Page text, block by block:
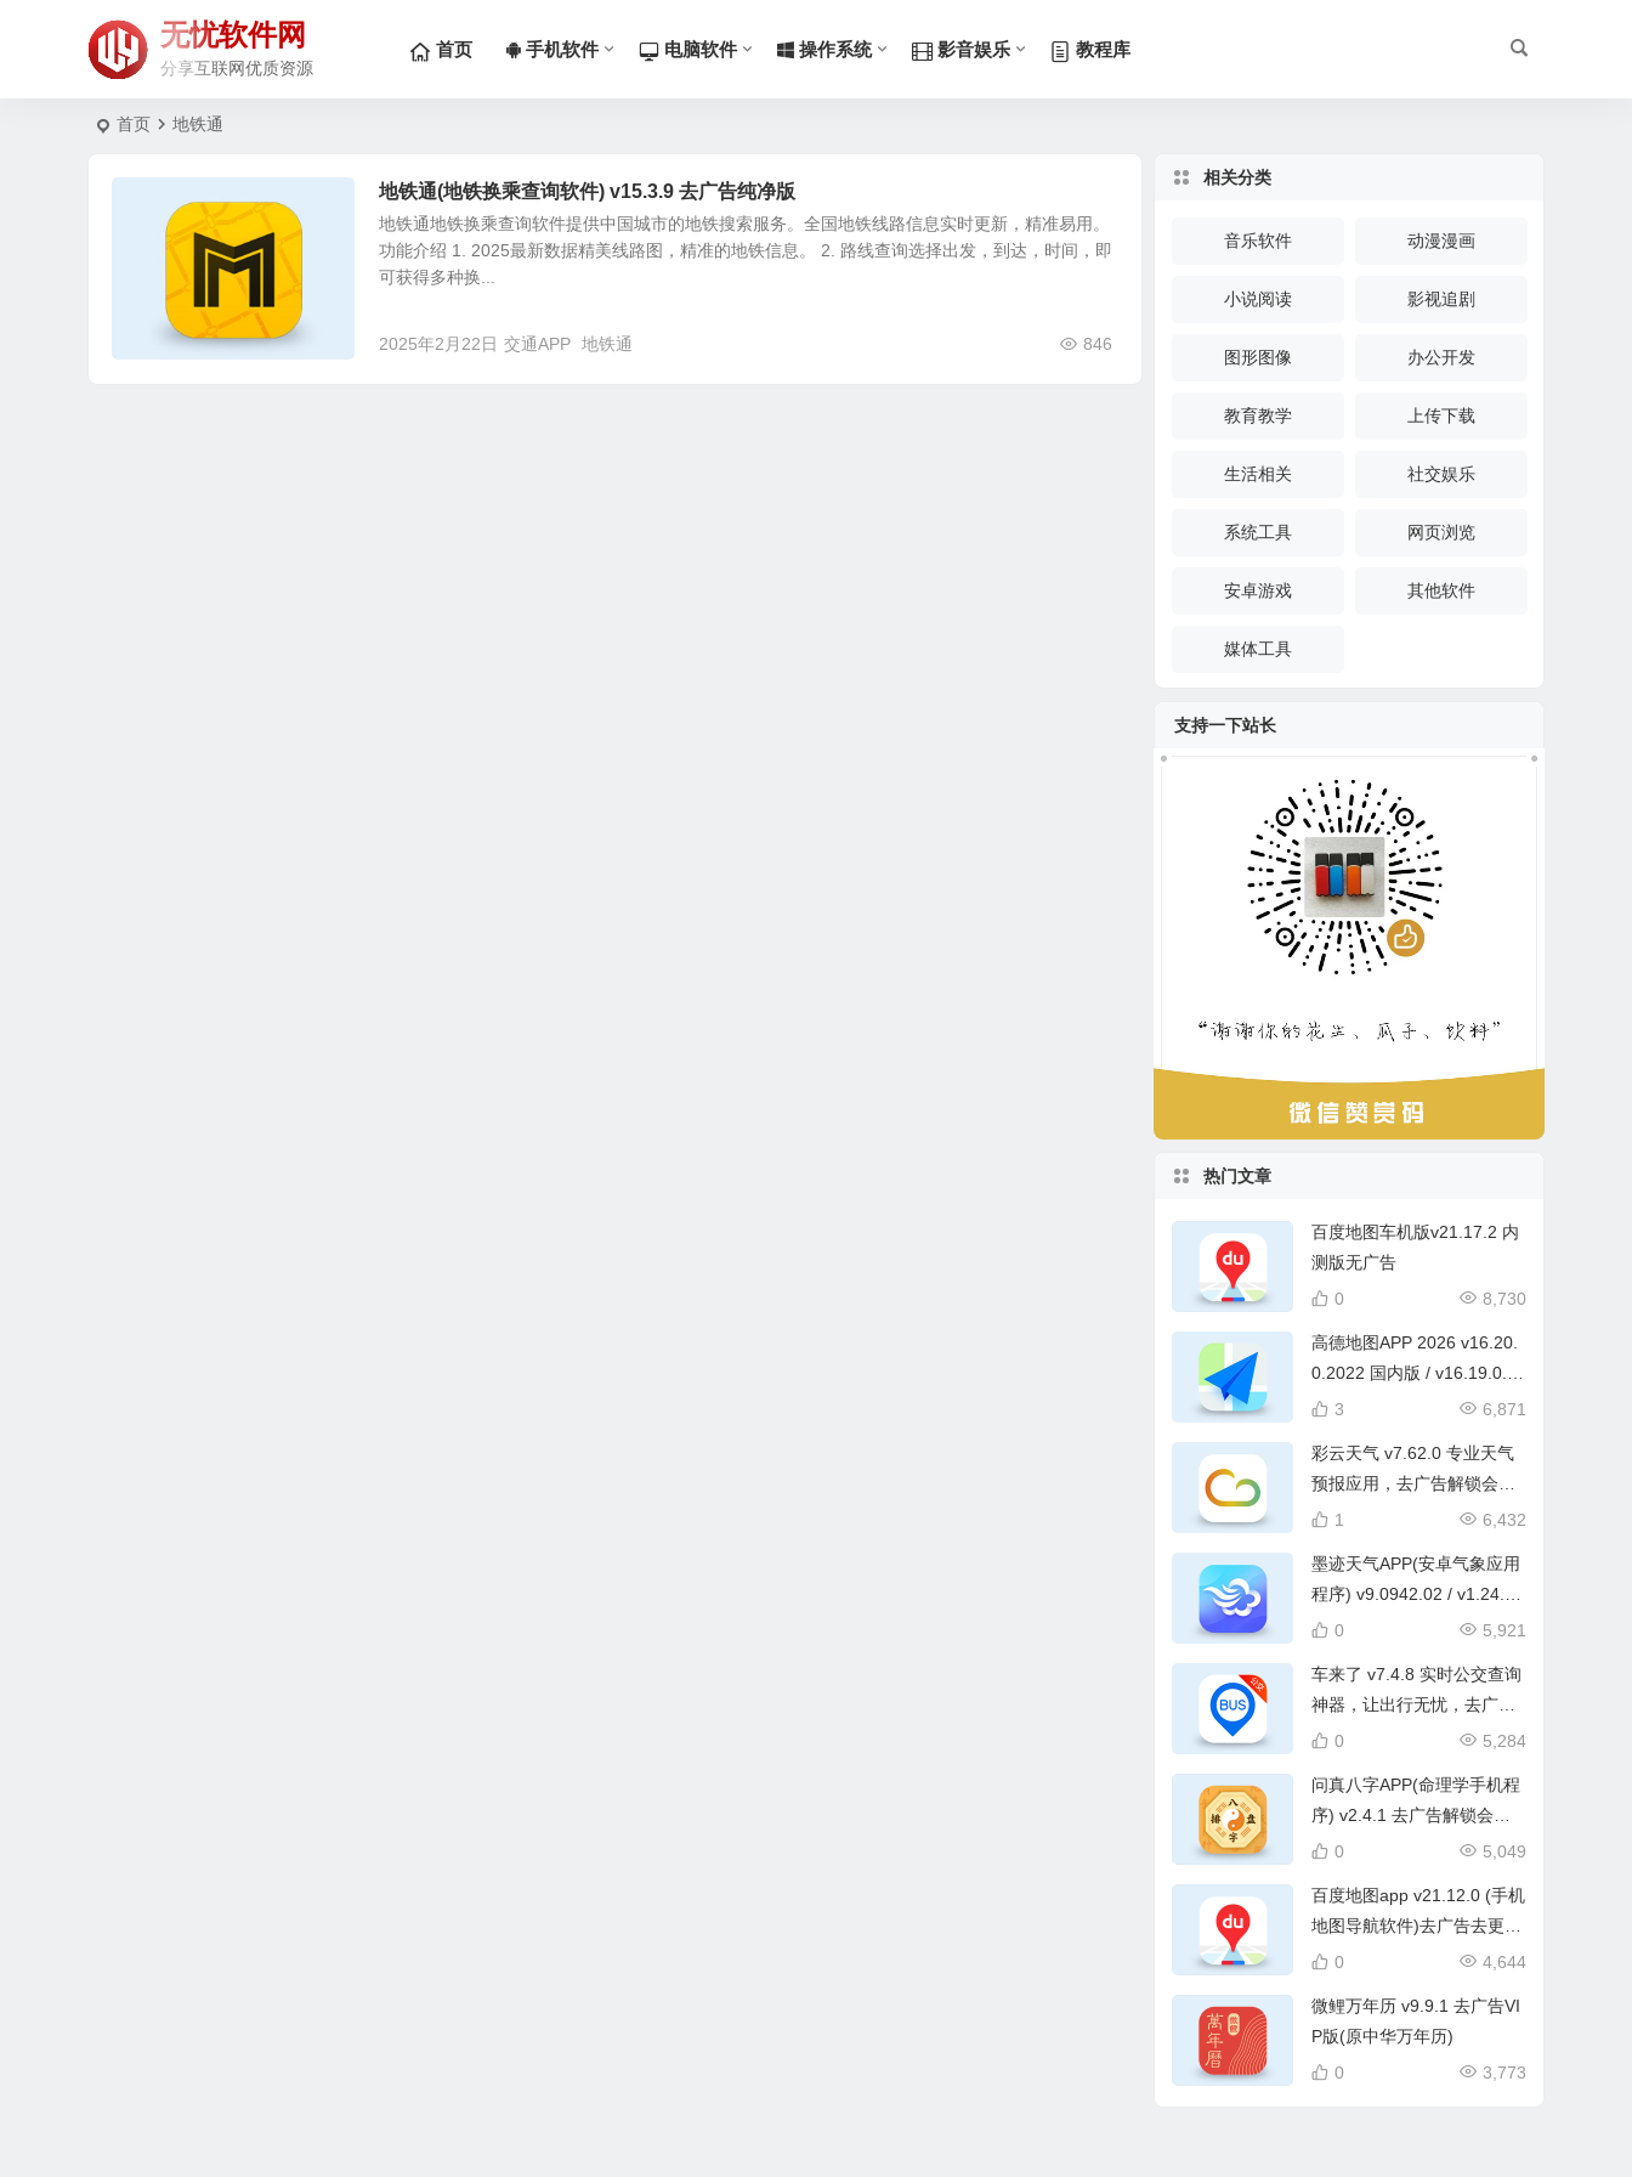
无忧软件网
分享互联网优质资源
首页 手机软件 电脑软件 操作系统 影音娱乐 教程库
首页 地铁通
地铁通(地铁换乘查询软件) v15.3.9 去广告纯净版
地铁通地铁换乘查询软件提供中国城市的地铁搜索服务。全国地铁线路信息实时更新，精准易用。
功能介绍 1. 2025最新数据精美线路图，精准的地铁信息。 2. 路线查询选择出发，到达，时间，即
可获得多种换...
2025年2月22日 846
交通APP 地铁通
相关分类
音乐软件 动漫漫画
小说阅读 影视追剧
图形图像 办公开发
教育教学 上传下载
生活相关 社交娱乐
系统工具 网页浏览
安卓游戏 其他软件
媒体工具
支持一下站长
热门文章
百度地图车机版v21.17.2 内
测版无广告
8,730
0
高德地图APP 2026 v16.20.
0.2022 国内版 / v16.19.0.2
007 谷歌版 / v9.5.0.600013
镜版 去广告版
6,871
3
彩云天气 v7.62.0 专业天气
预报应用，去广告解锁会员
版
6,432
1
墨迹天气APP(安卓气象应用
程序) v9.0942.02 / v1.24.1
国际版，解锁会员修改版5,921
0
车来了 v7.4.8 实时公交查询
神器，让出行无忧，去广告
版
5,284
0
问真八字APP(命理学手机程
序) v2.4.1 去广告解锁会员
版
5,049
0
百度地图app v21.12.0 (手机
地图导航软件)去广告去更新
精简版
4,644
0
微鲤万年历 v9.9.1 去广告VI
P版(原中华万年历)
3,773
0